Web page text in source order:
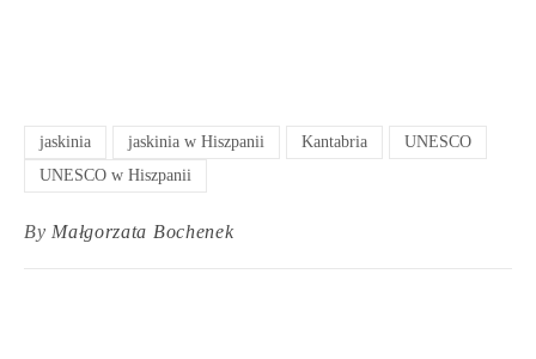
jaskinia jaskinia w Hiszpanii Kantabria
UNESCO
UNESCO w Hiszpanii
By Małgorzata Bochenek